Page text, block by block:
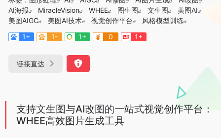
AI海报
MiracleVision WHEE 图生图 文生图
美图AI
美图AIGC
美图AI技术 视觉创作平台
风格模型训练
1+
1- 1+ 0 1+
链接直达
支持文生图与AI改图的一站式视觉创作平台：
WHEE高效图片生成工具